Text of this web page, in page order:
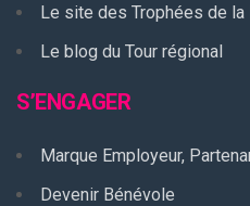
Le site des Trophées de
Le blog du Tour régional
S’ENGAGER
Marque Employeur,
Devenir Bénévole